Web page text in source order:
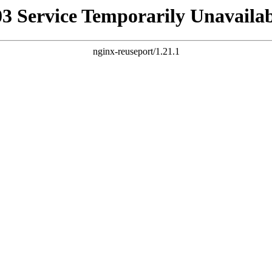
Service Temporarily
nginx-reuseport/1.21.1